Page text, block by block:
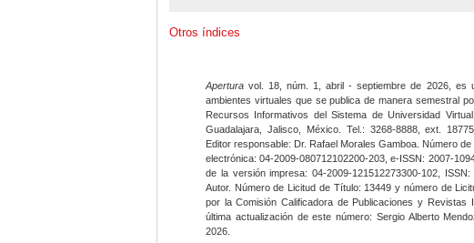
Otros índices
Apertura vol. 18, núm. 1, abril - septiembre de 2026, es
ambientes virtuales que se publica de manera semestral
Recursos Informativos del Sistema de Universidad
Guadalajara, Jalisco, México. Tel.: 3268-8888, ext.
Editor responsable: Dr. Rafael Morales Gamboa. Número
electrónica: 04-2009-080712102200-203, e-ISSN: 2007-
de la versión impresa: 04-2009-121512273300-102,
Autor. Número de Licitud de Título: 13449 y número de
por la Comisión Calificadora de Publicaciones y
última actualización de este número: Sergio Alberto
2026.